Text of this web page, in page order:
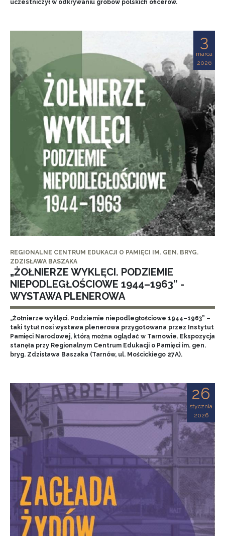
uczestniczył w odkrywaniu grobów polskich oficerów.
3
marca
2026
REGIONALNE CENTRUM EDUKACJI O PAMIĘCI IM. GEN. BRYG.
ZDZISŁAWA BASZAKA
„ŻOŁNIERZE WYKLĘCI. PODZIEMIE
NIEPODLEGŁOŚCIOWE 1944–1963” -
WYSTAWA PLENEROWA
„Żołnierze wyklęci. Podziemie niepodległościowe 1944–1963” –
taki tytuł nosi wystawa plenerowa przygotowana przez Instytut
Pamięci Narodowej, którą można oglądać w Tarnowie. Ekspozycja
stanęła przy Regionalnym Centrum Edukacji o Pamięci im. gen.
bryg. Zdzisława Baszaka (Tarnów, ul. Mościckiego 27A).
26
stycznia
2026